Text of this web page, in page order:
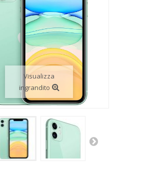
Visualizza
ingrandito